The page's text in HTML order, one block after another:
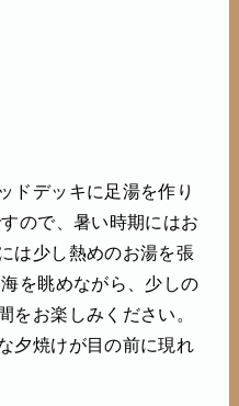
ドデッキに足湯を作り
ので、暑い時期にはお
は少し熱めのお湯を張
を眺めながら、少しの
をお楽しみください。
夕焼けが目の前に現れ